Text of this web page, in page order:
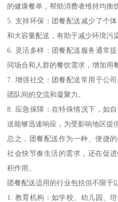
的健康餐单，帮助消费者维持均衡
5. 支持环保：团餐配送减少了个
和大容量配送，有助于减少环境污
6. 灵活多样：团餐配送服务通常
同场合和人群的餐饮需求，增加用
7. 增强社交：团餐配送常用于公
团队间的交流和凝聚力。
8. 应急保障：在特殊情况下，如
送能够迅速响应，为受影响地区提
总之，团餐配送作为一种、便捷
社会快节奏生活的需求，还在促
积作用。
团餐配送适用的行业包括但不限于
1. 教育机构：如学校、幼儿园、